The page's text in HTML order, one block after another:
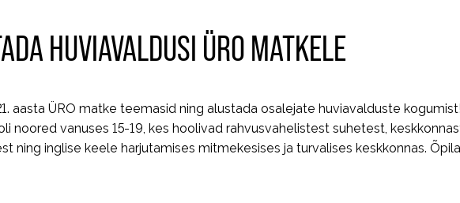
HUVIAVALDUSI ÜRO MATKELE
aasta ÜRO matke teemasid ning alustada osalejate huviavalduste
noored vanuses 15-19, kes hoolivad rahvusvahelistest suhetest,
ning inglise keele harjutamises mitmekesises ja turvalises keskkonnas.